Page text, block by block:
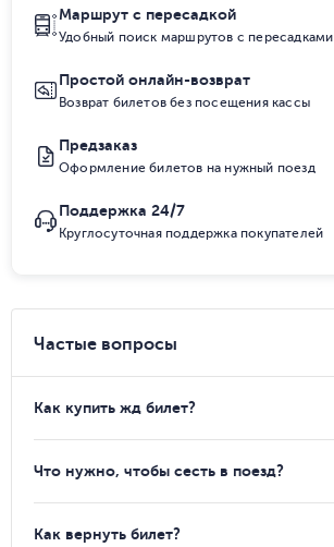
Маршрут с пересадкой
Удобный поиск маршрутов с пересадками
Простой онлайн-возврат
Возврат билетов без посещения кассы
Предзаказ
Оформление билетов на нужный поезд
Поддержка 24/7
Круглосуточная поддержка покупателей
Частые вопросы
Как купить жд билет?
Что нужно, чтобы сесть в поезд?
Как вернуть билет?